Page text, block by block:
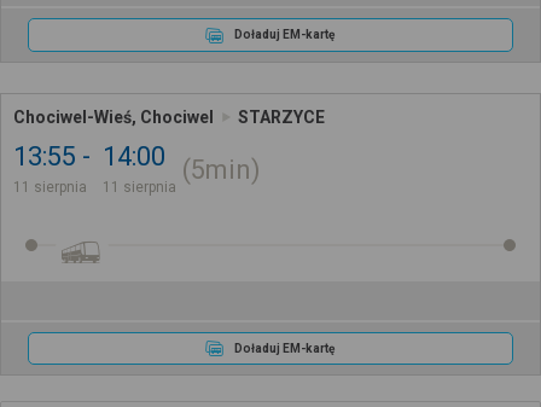
Doładuj EM-kartę
Chociwel-Wieś, Chociwel STARZYCE
13:55
11 sierpnia
14:00
11 sierpnia
5min
Doładuj EM-kartę